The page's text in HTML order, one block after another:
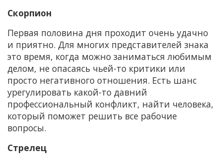
Скорпион
Первая половина дня проходит очень удачно
и приятно. Для многих представителей знака
это время, когда можно заниматься любимым
делом, не опасаясь чьей-то критики или
просто негативного отношения. Есть шанс
урегулировать какой-то давний
профессиональный конфликт, найти человека,
который поможет решить все рабочие
вопросы.
Стрелец